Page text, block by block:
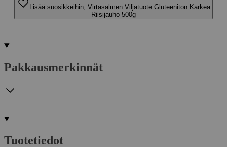
Lisää suosikkeihin, Virtasalmen Viljatuote Gluteeniton Karkea
Riisijauho 500g
Pakkausmerkinnät
Tuotetiedot